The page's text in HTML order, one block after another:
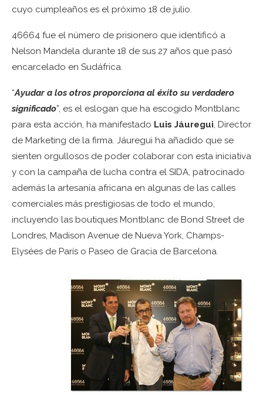
cuyo cumpleaños es el próximo 18 de julio.
46664 fue el número de prisionero que identificó a
Nelson Mandela durante 18 de sus 27 años que pasó
encarcelado en Sudáfrica.
“Ayudar a los otros proporciona al éxito su verdadero
significado”, es el eslogan que ha escogido Montblanc
para esta acción, ha manifestado Luis Jáuregui, Director
de Marketing de la firma. Jáuregui ha añadido que se
sienten orgullosos de poder colaborar con esta iniciativa
y con la campaña de lucha contra el SIDA, patrocinado
además la artesanía africana en algunas de las calles
comerciales más prestigiosas de todo el mundo,
incluyendo las boutiques Montblanc de Bond Street de
Londres, Madison Avenue de Nueva York, Champs-
Elysées de París o Paseo de Gracia de Barcelona.